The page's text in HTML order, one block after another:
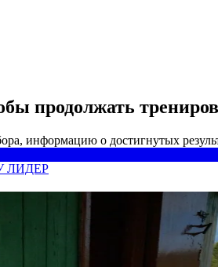
продолжать
информацию о достигнутых
ЛИДЕР